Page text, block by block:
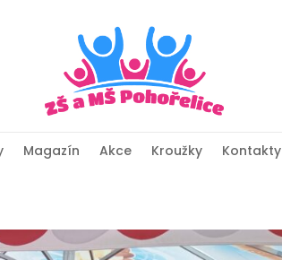
Magazín Akce Kroužky Kontakty